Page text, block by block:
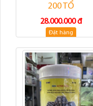
200 TỔ
28.000.000 đ
Đặt hàng